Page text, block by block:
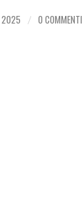
2025 / 0 COMMENTI